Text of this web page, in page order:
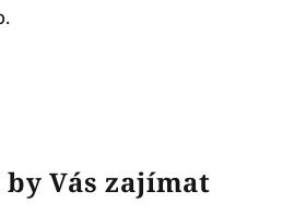
Vás zajímat